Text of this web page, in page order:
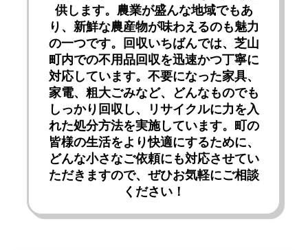
供します。農業が盛んな地域でもあ
り、新鮮な農産物が味わえるのも魅力
の一つです。回収いちばんでは、芝山
町内での不用品回収を迅速かつ丁寧に
対応しています。不要になった家具、
家電、粗大ごみなど、どんなものでも
しっかり回収し、リサイクルに力を入
れた処分方法を実施しています。町の
皆様の生活をより快適にするために、
どんな小さなご依頼にも対応させてい
ただきますので、ぜひお気軽にご相談
ください！